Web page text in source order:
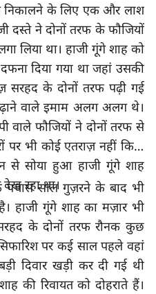
निकालने के लिए एक और लाश
दस्ते ने दोनों तरफ के फौजियों
लिया था। हाजी गूंगे शाह को
दिया गया था जहां उसकी
सरहद के दोनों तरफ पढ़ी गई
वाले इमाम अलग अलग थे।
वाले फौजियों ने दोनों तरफ से
पर भी कोई एतराज़ नहीं किया
सोया हुआ हाजी गूंगे शाह
देख रहा था।साल गुज़रने के बाद भी
हाजी गूंगे शाह का मज़ार भी
के दोनों तरफ रौनक कुछ
पर कई साल पहले वहां
दिवार खड़ी कर दी गई थी
की रिवायत को दोहराते हैं।